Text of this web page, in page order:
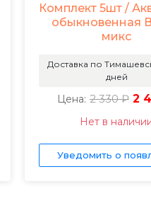
Комплект 5шт /
обыкновенная
микс
Доставка по
дней
Цена: 2 330 ₽ 2
Нет в
Уведомить о